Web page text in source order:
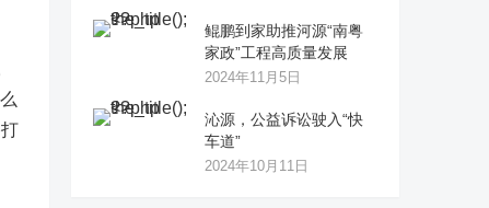
鲲鹏到家助推河源“南粤
家政”工程高质量发展
2024年11月5日
沁源，公益诉讼驶入“快
车道”
2024年10月11日